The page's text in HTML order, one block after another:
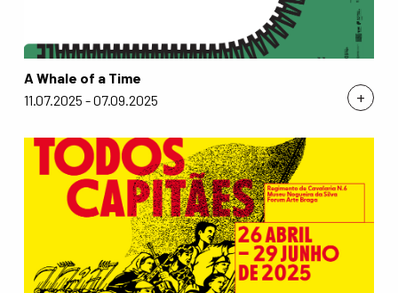
+
A Whale of a Time
11.07.2025 - 07.09.2025